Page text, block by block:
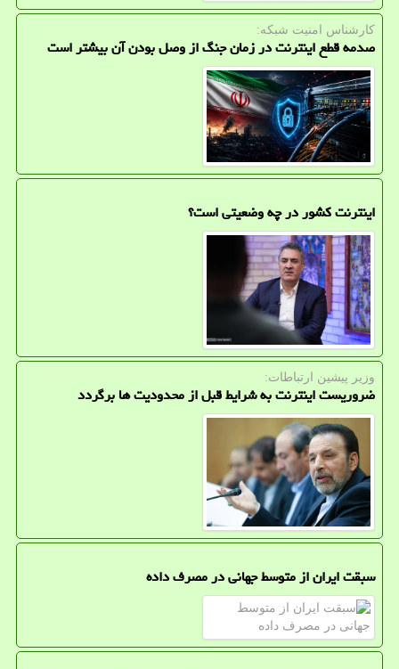
كارشناس امنیت شبكه:
صدمه قطع اینترنت در زمان جنگ از وصل بودن آن بیشتر است
اینترنت کشور در چه وضعیتی است؟
وزیر پیشین ارتباطات:
ضروریست اینترنت به شرایط قبل از محدودیت ها برگردد
سبقت ایران از متوسط جهانی در مصرف داده